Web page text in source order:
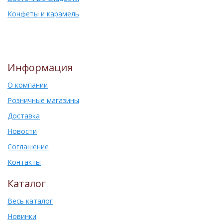
Конфеты и карамель
Информация
О компании
Розничные магазины
Доставка
Новости
Соглашение
Контакты
Каталог
Весь каталог
Новинки